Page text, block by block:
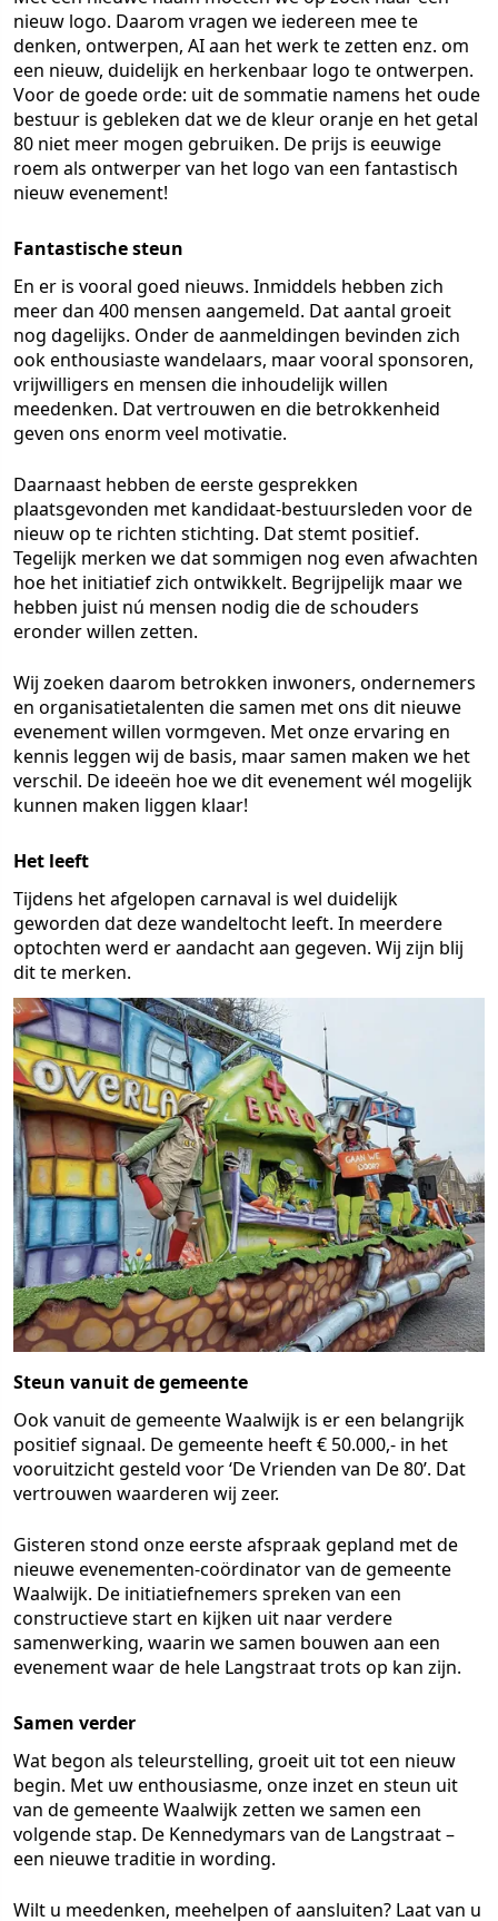
nieuw logo. Daarom vragen we iedereen mee te
denken, ontwerpen, AI aan het werk te zetten enz. om
een nieuw, duidelijk en herkenbaar logo te ontwerpen.
Voor de goede orde: uit de sommatie namens het oude
bestuur is gebleken dat we de kleur oranje en het getal
80 niet meer mogen gebruiken. De prijs is eeuwige
roem als ontwerper van het logo van een fantastisch
nieuw evenement!
Fantastische steun
En er is vooral goed nieuws. Inmiddels hebben zich
meer dan 400 mensen aangemeld. Dat aantal groeit
nog dagelijks. Onder de aanmeldingen bevinden zich
ook enthousiaste wandelaars, maar vooral sponsoren,
vrijwilligers en mensen die inhoudelijk willen
meedenken. Dat vertrouwen en die betrokkenheid
geven ons enorm veel motivatie.
Daarnaast hebben de eerste gesprekken
plaatsgevonden met kandidaat-bestuursleden voor de
nieuw op te richten stichting. Dat stemt positief.
Tegelijk merken we dat sommigen nog even afwachten
hoe het initiatief zich ontwikkelt. Begrijpelijk maar we
hebben juist nú mensen nodig die de schouders
eronder willen zetten.
Wij zoeken daarom betrokken inwoners, ondernemers
en organisatietalenten die samen met ons dit nieuwe
evenement willen vormgeven. Met onze ervaring en
kennis leggen wij de basis, maar samen maken we het
verschil. De ideeën hoe we dit evenement wél mogelijk
kunnen maken liggen klaar!
Het leeft
Tijdens het afgelopen carnaval is wel duidelijk
geworden dat deze wandeltocht leeft. In meerdere
optochten werd er aandacht aan gegeven. Wij zijn blij
dit te merken.
Steun vanuit de gemeente
Ook vanuit de gemeente Waalwijk is er een belangrijk
positief signaal. De gemeente heeft € 50.000,- in het
vooruitzicht gesteld voor ‘De Vrienden van De 80’. Dat
vertrouwen waarderen wij zeer.
Gisteren stond onze eerste afspraak gepland met de
nieuwe evenementen-coördinator van de gemeente
Waalwijk. De initiatiefnemers spreken van een
constructieve start en kijken uit naar verdere
samenwerking, waarin we samen bouwen aan een
evenement waar de hele Langstraat trots op kan zijn.
Samen verder
Wat begon als teleurstelling, groeit uit tot een nieuw
begin. Met uw enthousiasme, onze inzet en steun uit
van de gemeente Waalwijk zetten we samen een
volgende stap. De Kennedymars van de Langstraat –
een nieuwe traditie in wording.
Wilt u meedenken, meehelpen of aansluiten? Laat van u